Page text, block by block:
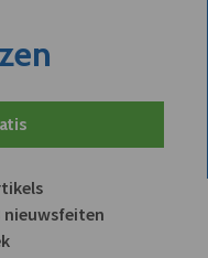
nieuwsfeiten